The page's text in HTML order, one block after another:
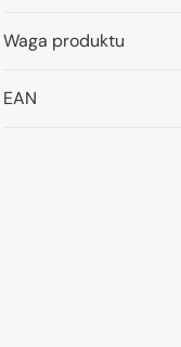
Waga produktu
EAN